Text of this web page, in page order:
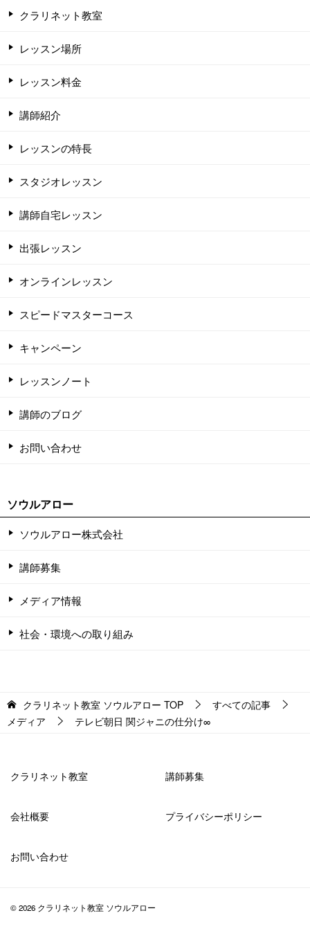
クラリネット教室
レッスン場所
レッスン料金
講師紹介
レッスンの特長
スタジオレッスン
講師自宅レッスン
出張レッスン
オンラインレッスン
スピードマスターコース
キャンペーン
レッスンノート
講師のブログ
お問い合わせ
ソウルアロー
ソウルアロー株式会社
講師募集
メディア情報
社会・環境への取り組み
クラリネット教室 ソウルアロー TOP
すべての記事
メディア
テレビ朝日 関ジャニの仕分け∞
クラリネット教室 講師募集
会社概要 プライバシーポリシー
お問い合わせ
© 2026 クラリネット教室 ソウルアロー